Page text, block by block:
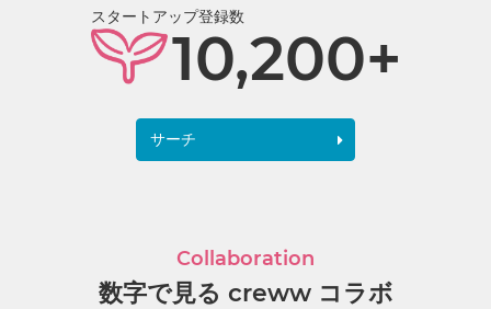
スタートアップ登録数
10,200+
サーチ
Collaboration
数字で見る creww コラボ